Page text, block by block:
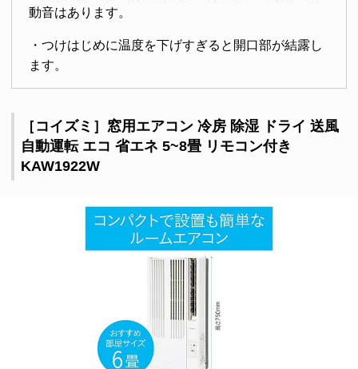
動音はあります。
・つけはじめに温度を下げすぎると開口部が結露し
ます。
［コイズミ］窓用エアコン 冷房 除湿 ドライ 送風
自動運転 エコ 省エネ 5~8畳 リモコン付き
KAW1922W